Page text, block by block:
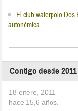
El club waterpolo Dos
autonómica
Contigo desde 2011
18 enero, 2011
hace 15,6 años.